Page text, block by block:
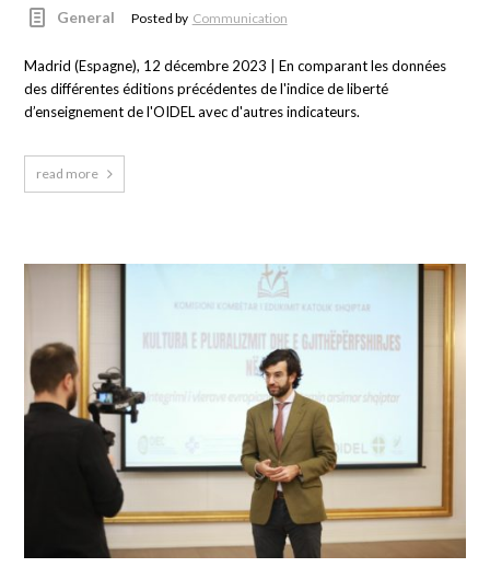
General Posted by Communication
Madrid (Espagne), 12 décembre 2023 | En comparant les données
des différentes éditions précédentes de l'indice de liberté
d’enseignement de l'OIDEL avec d'autres indicateurs.
read more